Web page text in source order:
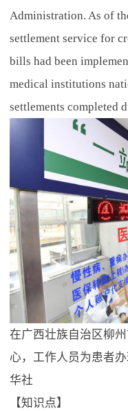
Administration. As of
settlement service for
bills had been
medical institutions
settlements completed
在广西壮族自治区柳
心，工作人员为患者
华社
【知识点】